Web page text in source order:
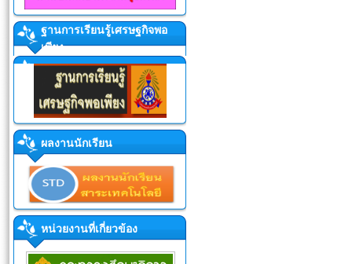
ฐานการเรียนรู้เศรษฐกิจพอ
เพียง
ผลงานนักเรียน
หน่วยงานที่เกี่ยวข้อง